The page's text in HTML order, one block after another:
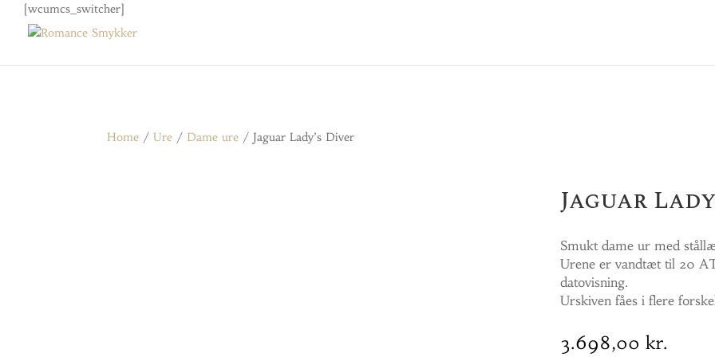
[wcumcs_switcher]
Home /Ure / Dame ure / Jaguar Lady’s Diver
Jaguar
Smukt dame ur med
Urene er vandtæt til 20
datovisning.
Urskiven fåes i flere
3.698,00 kr.